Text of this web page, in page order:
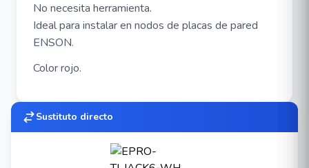
No necesita herramienta.
Ideal para instalar en nodos de placas de pared
ENSON.
Color rojo.
Sustituto directo